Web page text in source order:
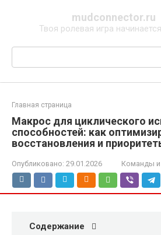
mudconnector.ru
Твоя ролевая игра
Поиск:
Главная страница
Макрос для циклического
способностей: как
восстановления и
Опубликовано: 29.01.2026 Команды
Содержание